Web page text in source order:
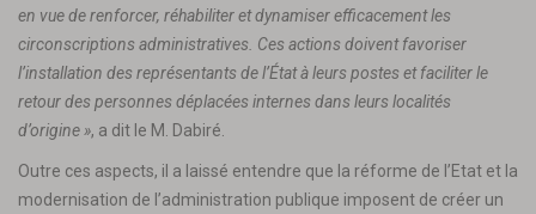
en vue de renforcer, réhabiliter et dynamiser efficacement les
circonscriptions administratives. Ces actions doivent favoriser
l’installation des représentants de l’État à leurs postes et faciliter le
retour des personnes déplacées internes dans leurs localités
d’origine », a dit le M. Dabiré.
Outre ces aspects, il a laissé entendre que la réforme de l’Etat et la
modernisation de l’administration publique imposent de créer un